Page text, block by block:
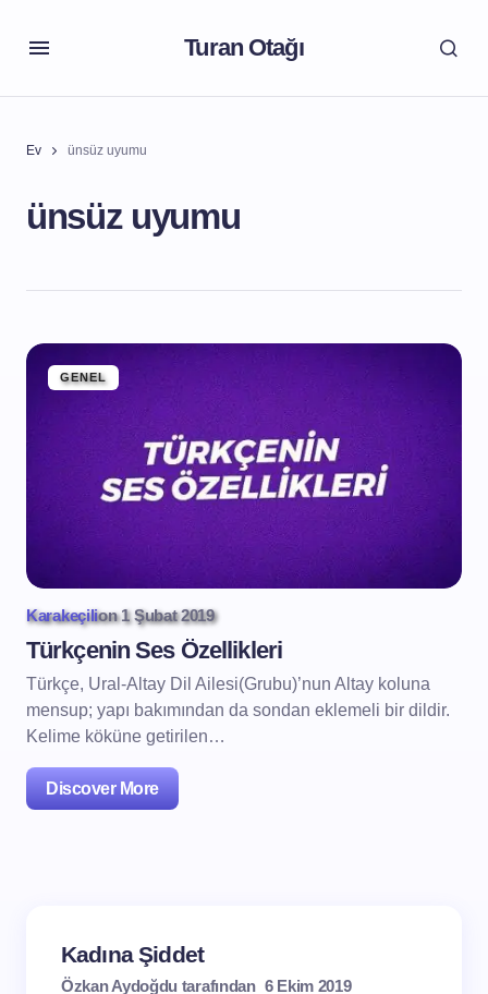
Turan Otağı
Ev ünsüz uyumu
ünsüz uyumu
GENEL
Karakeçilion 1 Şubat 2019
Türkçenin Ses Özellikleri
Türkçe, Ural-Altay Dil Ailesi(Grubu)’nun Altay koluna
mensup; yapı bakımından da sondan eklemeli bir dildir.
Kelime köküne getirilen…
Discover More
Kadına Şiddet
Özkan Aydoğdu tarafından 6 Ekim 2019